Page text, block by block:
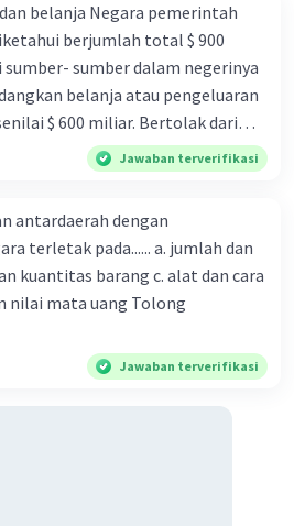
belanja Negara pemerintah
berjumlah total $ 900
sumber dalam negerinya
belanja atau pengeluaran
$ 600 miliar. Bertolak dari
pemerintah Negara tersebut
miliar b. $ 200 miliar c. $ 300 miliar
Jawaban terverifikasi
antardaerah dengan
terletak pada...... a. jumlah dan
kuantitas barang c. alat dan cara
mata uang Tolong
Jawaban terverifikasi